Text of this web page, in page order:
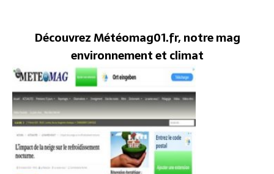
Découvrez Météomag01.fr, notre mag
environnement et climat